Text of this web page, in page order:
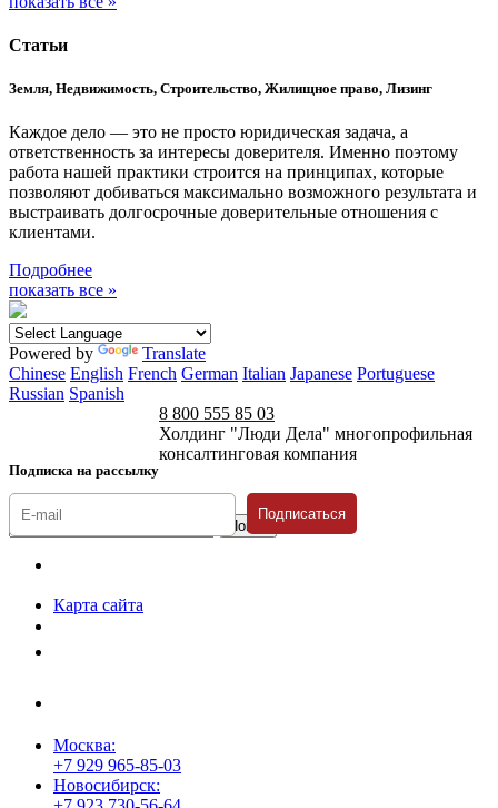
Статьи
Земля, Недвижимость, Строительство, Жилищное право, Лизинг
Каждое дело — это не просто юридическая задача, а
ответственность за интересы доверителя. Именно поэтому
работа нашей практики строится на принципах, которые
позволяют добиваться максимально возможного результата и
выстраивать долгосрочные доверительные отношения с
клиентами.
Подробнее
показать все »
Powered by
Translate
Chinese English French German Italian Japanese Portuguese
Russian Spanish
Подписка на рассылку
8 800 555 85 03
Холдинг "Люди Дела" многопрофильная
консалтинговая компания
Подписаться
Карта сайта
Москва:
+7 929 965-85-03
Новосибирск: